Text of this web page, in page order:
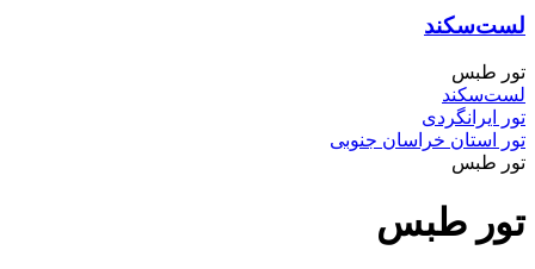
لست‌سکند
تور طبس
لست‌سکند
تور ایرانگردی
تور استان خراسان جنوبی
تور طبس
تور طبس